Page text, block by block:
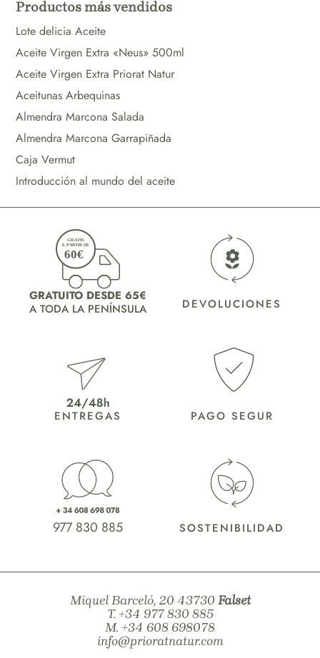
Productos más vendidos
Lote delicia Aceite
Aceite Virgen Extra «Neus» 500ml
Aceite Virgen Extra Priorat Natur
Aceitunas Arbequinas
Almendra Marcona Salada
Almendra Marcona Garrapiñada
Caja Vermut
Introducción al mundo del aceite
GRATUITO DESDE 65€
A TODA LA PENÍNSULA
ENTREGAS
977 830 885
DEVOLUCIONES
PAGO SEGUR
SOSTENIBILIDAD
Miquel Barceló, 20 43730 Falset
T.+34 977 830 885
M. +34 608 698078
info@prioratnatur.com